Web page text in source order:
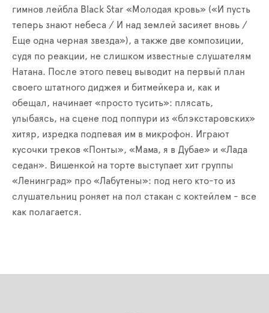
гимнов лейбла Black Star «Молодая кровь» («И пусть
теперь знают небеса / И над землей засияет вновь /
Еще одна черная звезда»), а также две композиции,
судя по реакции, не слишком известные слушателям
Натана. После этого певец выводит на первый план
своего штатного диджея и битмейкера и, как и
обещал, начинает «просто тусить»: плясать,
улыбаясь, на сцене под поппури из «блэкстаровских»
хитяр, изредка подпевая им в микрофон. Играют
кусочки треков «Понты», «Мама, я в Дубае» и «Лада
седан». Вишенкой на торте выступает хит группы
«Ленинград» про «Лабутены»: под него кто-то из
слушательниц роняет на пол стакан с коктейлем - все
как полагается.